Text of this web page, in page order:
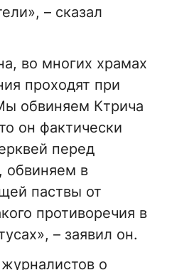
– сказал
во многих храмах
проходят при
обвиняем Ктрича
он фактически
перед
обвиняем в
паствы от
противоречия в
– заявил он.
о